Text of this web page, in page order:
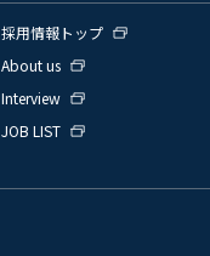
採用情報トップ
About us
Interview
JOB LIST